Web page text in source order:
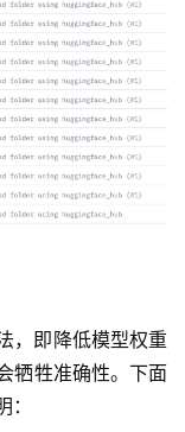
，即降低模型权重
牺牲准确性。下面